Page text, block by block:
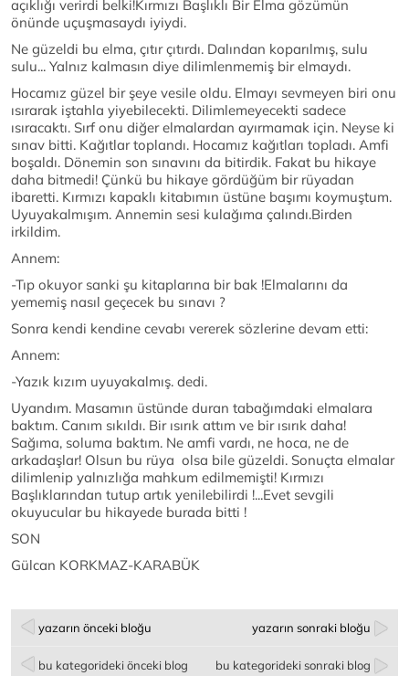
açıklığı verirdi belki!Kırmızı Başlıklı Bir Elma gözümün
önünde uçuşmasaydı iyiydi.
Ne güzeldi bu elma, çıtır çıtırdı. Dalından koparılmış, sulu
sulu... Yalnız kalmasın diye dilimlenmemiş bir elmaydı.
Hocamız güzel bir şeye vesile oldu. Elmayı sevmeyen biri onu
ısırarak iştahla yiyebilecekti. Dilimlemeyecekti sadece
ısıracaktı. Sırf onu diğer elmalardan ayırmamak için. Neyse ki
sınav bitti. Kağıtlar toplandı. Hocamız kağıtları topladı. Amfi
boşaldı. Dönemin son sınavını da bitirdik. Fakat bu hikaye
daha bitmedi! Çünkü bu hikaye gördüğüm bir rüyadan
ibaretti. Kırmızı kapaklı kitabımın üstüne başımı koymuştum.
Uyuyakalmışım. Annemin sesi kulağıma çalındı.Birden
irkildim.
Annem:
-Tıp okuyor sanki şu kitaplarına bir bak !Elmalarını da
yememiş nasıl geçecek bu sınavı ?
Sonra kendi kendine cevabı vererek sözlerine devam etti:
Annem:
-Yazık kızım uyuyakalmış. dedi.
Uyandım. Masamın üstünde duran tabağımdaki elmalara
baktım. Canım sıkıldı. Bir ısırık attım ve bir ısırık daha!
Sağıma, soluma baktım. Ne amfi vardı, ne hoca, ne de
arkadaşlar! Olsun bu rüya olsa bile güzeldi. Sonuçta elmalar
dilimlenip yalnızlığa mahkum edilmemişti! Kırmızı
Başlıklarından tutup artık yenilebilirdi !...Evet sevgili
okuyucular bu hikayede burada bitti !
SON
Gülcan KORKMAZ-KARABÜK
yazarın önceki bloğu yazarın sonraki bloğu
bu kategorideki önceki blog bu kategorideki sonraki blog